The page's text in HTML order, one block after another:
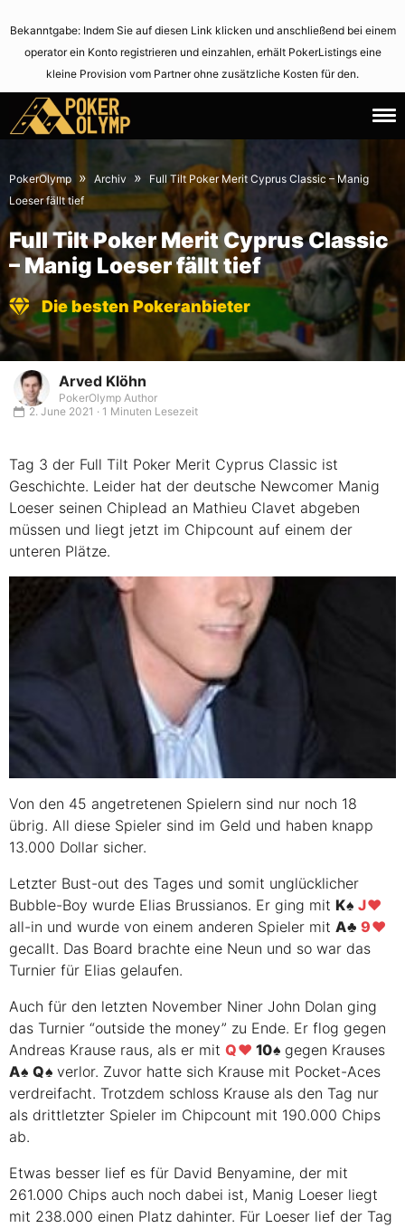
Bekanntgabe: Indem Sie auf diesen Link klicken und anschließend bei einem
operator ein Konto registrieren und einzahlen, erhält PokerListings eine
kleine Provision vom Partner ohne zusätzliche Kosten für den.
August
2010
2,
2021
PokerOlymp » Archiv »
Full Tilt Poker Merit Cyprus Classic – Manig
Loeser fällt tief
Full Tilt Poker Merit Cyprus Classic
– Manig Loeser fällt tief
Die besten Pokeranbieter
Arved Klöhn
PokerOlymp Author
2. June 2021 · 1 Minuten Lesezeit
Tag 3 der Full Tilt Poker Merit Cyprus Classic ist
Geschichte. Leider hat der deutsche Newcomer Manig
Loeser seinen Chiplead an Mathieu Clavet abgeben
müssen und liegt jetzt im Chipcount auf einem der
unteren Plätze.
Von den 45 angetretenen Spielern sind nur noch 18
übrig. All diese Spieler sind im Geld und haben knapp
13.000 Dollar sicher.
Letzter Bust-out des Tages und somit unglücklicher
Bubble-Boy wurde Elias Brussianos. Er ging mit K
J
all-in und wurde von einem anderen Spieler mit A
9
gecallt. Das Board brachte eine Neun und so war das
Turnier für Elias gelaufen.
Auch für den letzten November Niner John Dolan ging
das Turnier “outside the money” zu Ende. Er flog gegen
Andreas Krause raus, als er mit Q 10
gegen Krauses
A
Q
verlor. Zuvor hatte sich Krause mit Pocket-Aces
verdreifacht. Trotzdem schloss Krause als den Tag nur
als drittletzter Spieler im Chipcount mit 190.000 Chips
ab.
Etwas besser lief es für David Benyamine, der mit
261.000 Chips auch noch dabei ist, Manig Loeser liegt
mit 238.000 einen Platz dahinter. Für Loeser lief der Tag